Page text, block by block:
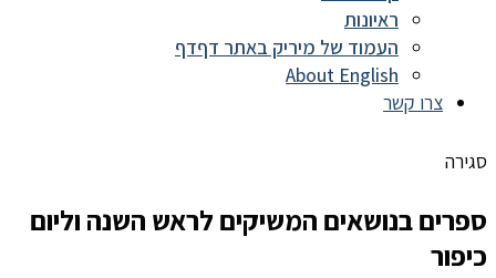
ראיונות
העמוד של מיריק באתר דףדף
About English
צרו קשר
סגירה
ספרים בנושאים המשיקים לראש השנה וליום
כיפור